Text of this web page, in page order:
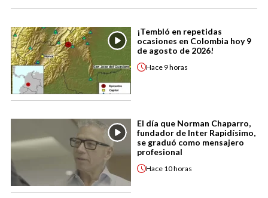
¡Tembló en repetidas
ocasiones en Colombia hoy 9
de agosto de 2026!
Hace 9 horas
El día que Norman Chaparro,
fundador de Inter Rapidísimo,
se graduó como mensajero
profesional
Hace 10 horas